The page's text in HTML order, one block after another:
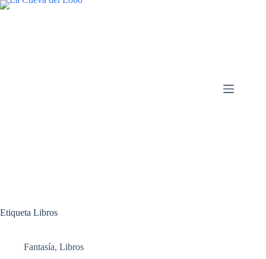
Saltar
Etiqueta Libros
Fantasía, Libros